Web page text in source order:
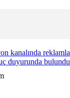
reklamla
duyurunda